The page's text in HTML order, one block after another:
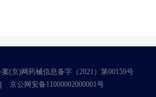
(京)网药械信息备字（2021）第00159号
京公网安备11000002000001号